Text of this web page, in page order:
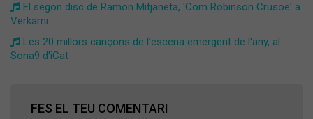
El segon disc de Ramon Mitjaneta, 'Com Robinson Crusoe' a
Verkami
Les 20 millors cançons de l’escena emergent de l'any, al
Sona9 d'iCat
FES EL TEU COMENTARI